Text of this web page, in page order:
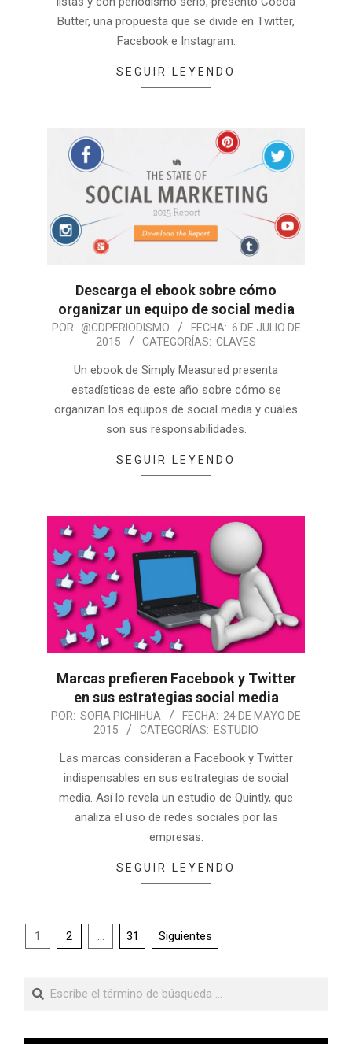
Butter, una propuesta que se divide en Twitter,
Facebook e Instagram.
SEGUIR LEYENDO
Descarga el ebook sobre cómo
organizar un equipo de social media
POR: @CDPERIODISMO FECHA: 6 DE JULIO DE
2015
CATEGORÍAS: CLAVES
Un ebook de Simply Measured presenta
estadísticas de este año sobre cómo se
organizan los equipos de social media y cuáles
son sus responsabilidades.
SEGUIR LEYENDO
Marcas prefieren Facebook y Twitter
en sus estrategias social media
POR: SOFIA PICHIHUA FECHA: 24 DE MAYO DE
2015
CATEGORÍAS: ESTUDIO
Las marcas consideran a Facebook y Twitter
indispensables en sus estrategias de social
media. Así lo revela un estudio de Quintly, que
analiza el uso de redes sociales por las
empresas.
SEGUIR LEYENDO
1 2 31 Siguientes